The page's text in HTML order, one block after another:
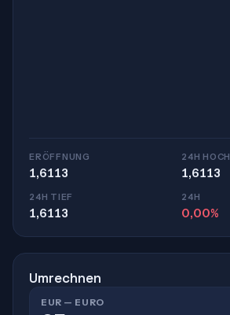
ERÖFFNUNG
1,6113
24H HOCH
1,6113
24H TIEF
1,6113
24H
0,00%
Umrechnen
EUR — EURO